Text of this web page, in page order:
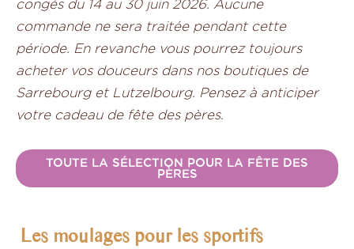
congés du 14 au 30 juin 2026. Aucune
commande ne sera traitée pendant cette
période. En revanche vous pourrez toujours
acheter vos douceurs dans nos boutiques de
Sarrebourg et Lutzelbourg. Pensez à anticiper
votre cadeau de fête des pères.
TOUTE LA SÉLECTION POUR LA FÊTE DES
PÈRES
Les moulages pour les sportifs